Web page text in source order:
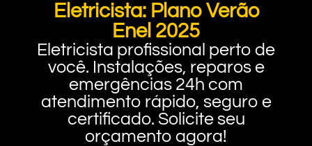
Eletricista: Plano Verão
Enel 2025
Eletricista profissional perto de
você. Instalações, reparos e
emergências 24h com
atendimento rápido, seguro e
certificado. Solicite seu
orçamento agora!